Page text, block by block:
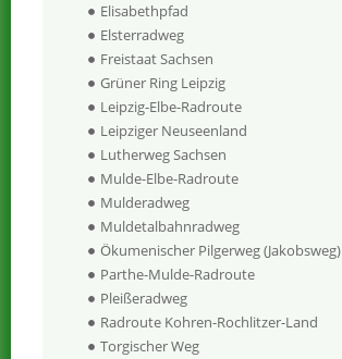
Elisabethpfad
Elsterradweg
Freistaat Sachsen
Grüner Ring Leipzig
Leipzig-Elbe-Radroute
Leipziger Neuseenland
Lutherweg Sachsen
Mulde-Elbe-Radroute
Mulderadweg
Muldetalbahnradweg
Ökumenischer Pilgerweg (Jakobsweg)
Parthe-Mulde-Radroute
Pleißeradweg
Radroute Kohren-Rochlitzer-Land
Torgischer Weg